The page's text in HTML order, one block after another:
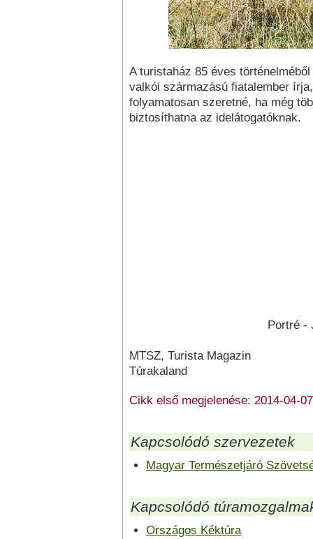
A turistaház 85 éves
valkói származású fiatalember
folyamatosan szeretné, ha még
biztosíthatna az idelátogatóknak.
Portré -
MTSZ, Turista Magazin
Túrakaland
Cikk első megjelenése: 2014-04-
Kapcsolódó szervezetek
Magyar Természetjáró
Kapcsolódó
Országos Kéktúra